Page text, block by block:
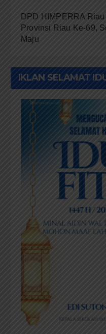
DPD HIMPERRA
Provinsi Riau Ke-69,
Maju
IKLAN SELAMAT